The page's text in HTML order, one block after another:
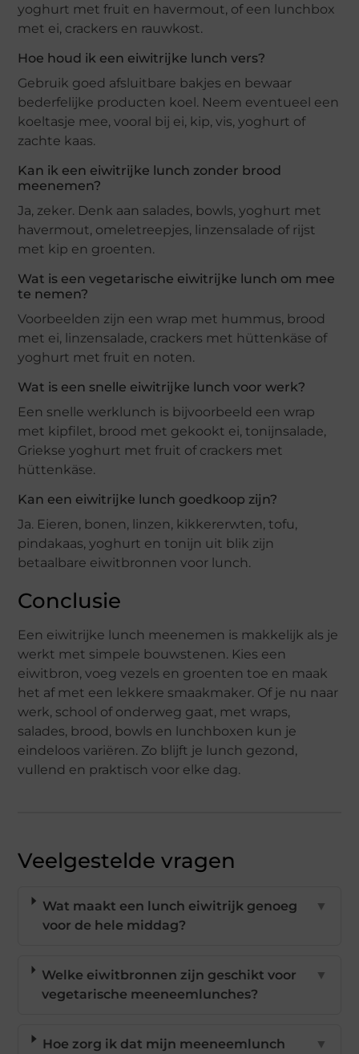
yoghurt met fruit en havermout, of een lunchbox
met ei, crackers en rauwkost.
Hoe houd ik een eiwitrijke lunch vers?
Gebruik goed afsluitbare bakjes en bewaar
bederfelijke producten koel. Neem eventueel een
koeltasje mee, vooral bij ei, kip, vis, yoghurt of
zachte kaas.
Kan ik een eiwitrijke lunch zonder brood
meenemen?
Ja, zeker. Denk aan salades, bowls, yoghurt met
havermout, omeletreepjes, linzensalade of rijst
met kip en groenten.
Wat is een vegetarische eiwitrijke lunch om mee
te nemen?
Voorbeelden zijn een wrap met hummus, brood
met ei, linzensalade, crackers met hüttenkäse of
yoghurt met fruit en noten.
Wat is een snelle eiwitrijke lunch voor werk?
Een snelle werklunch is bijvoorbeeld een wrap
met kipfilet, brood met gekookt ei, tonijnsalade,
Griekse yoghurt met fruit of crackers met
hüttenkäse.
Kan een eiwitrijke lunch goedkoop zijn?
Ja. Eieren, bonen, linzen, kikkererwten, tofu,
pindakaas, yoghurt en tonijn uit blik zijn
betaalbare eiwitbronnen voor lunch.
Conclusie
Een eiwitrijke lunch meenemen is makkelijk als je
werkt met simpele bouwstenen. Kies een
eiwitbron, voeg vezels en groenten toe en maak
het af met een lekkere smaakmaker. Of je nu naar
werk, school of onderweg gaat, met wraps,
salades, brood, bowls en lunchboxen kun je
eindeloos variëren. Zo blijft je lunch gezond,
vullend en praktisch voor elke dag.
Veelgestelde vragen
Wat maakt een lunch eiwitrijk genoeg
voor de hele middag?
▼
Welke eiwitbronnen zijn geschikt voor
vegetarische meeneemlunches?
▼
Hoe zorg ik dat mijn meeneemlunch
▼